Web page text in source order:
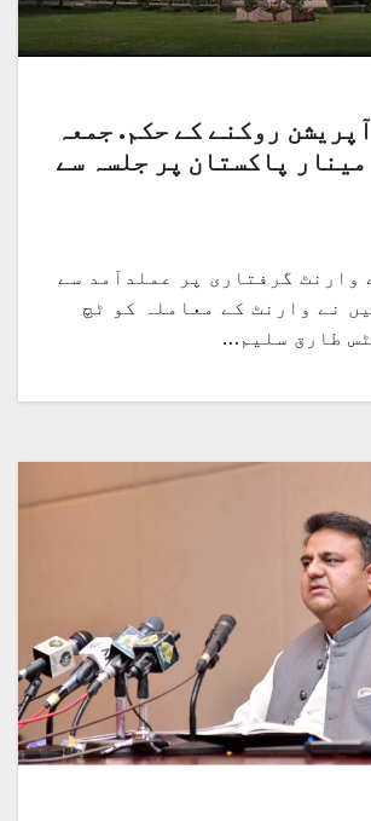
روکنے کے حکم. جمعہ
پاکستان پر جلسہ سے
کہاں ہے،جسٹس طارق سلیم کا پی ٹی آئی کے وکیل سے
وارنٹ گرفتاری پر عملدآمد سے
نے وارنٹ کے معاملہ کو ٹچ
طارق سلیم…